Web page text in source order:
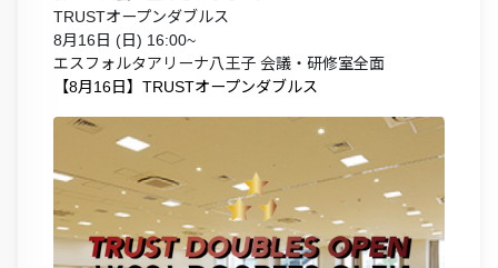
TRUSTオープンダブルス
8月16日 (日) 16:00~
エスフォルタアリーナ八王子 会議・研修室全面
【8月16日】TRUSTオープンダブルス